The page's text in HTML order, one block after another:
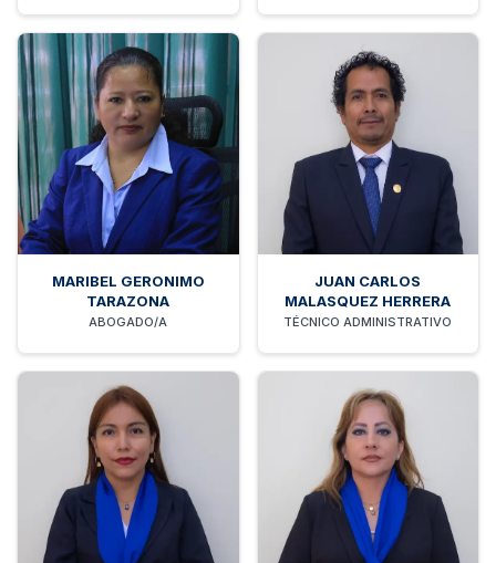
MARIBEL GERONIMO
TARAZONA
ABOGADO/A
JUAN CARLOS
MALASQUEZ HERRERA
TÉCNICO ADMINISTRATIVO